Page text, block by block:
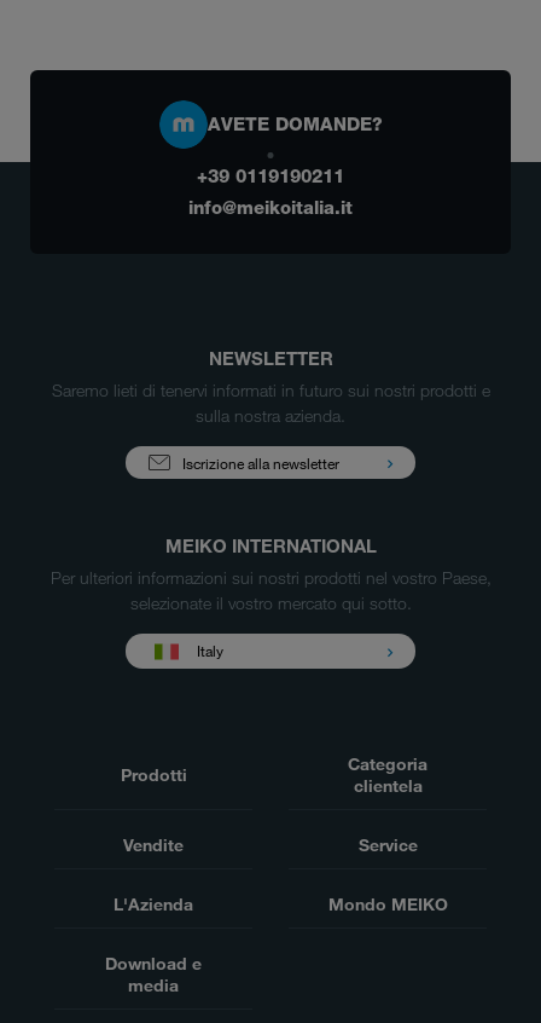
AVETE DOMANDE?
+39 0119190211
info@meikoitalia.it
NEWSLETTER
Saremo lieti di tenervi informati in futuro sui nostri prodotti e
sulla nostra azienda.
Iscrizione alla newsletter
MEIKO INTERNATIONAL
Per ulteriori informazioni sui nostri prodotti nel vostro Paese,
selezionate il vostro mercato qui sotto.
Italy
Prodotti
Categoria
clientela
Vendite Service
L'Azienda Mondo MEIKO
Download e
media